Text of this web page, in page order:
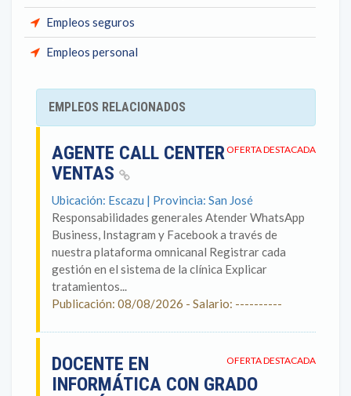
Empleos seguros
Empleos personal
EMPLEOS RELACIONADOS
OFERTA DESTACADA
AGENTE CALL CENTER
VENTAS
Ubicación: Escazu | Provincia: San José
Responsabilidades generales Atender WhatsApp
Business, Instagram y Facebook a través de
nuestra plataforma omnicanal Registrar cada
gestión en el sistema de la clínica Explicar
tratamientos...
Publicación: 08/08/2026 - Salario: ----------
OFERTA DESTACADA
DOCENTE EN
INFORMÁTICA CON GRADO